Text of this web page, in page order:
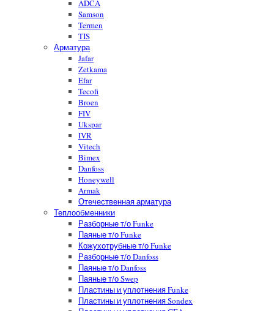
ADCA
Samson
Termen
TIS
Арматура
Jafar
Zetkama
Efar
Tecofi
Broen
FIV
Ukspar
IVR
Vitech
Bimex
Danfoss
Honeywell
Armak
Отечественная арматура
Теплообменники
Разборные т/о Funke
Паяные т/о Funke
Кожухотрубные т/о Funke
Разборные т/о Danfoss
Паяные т/о Danfoss
Паяные т/о Swep
Пластины и уплотнения Funke
Пластины и уплотнения Sondex